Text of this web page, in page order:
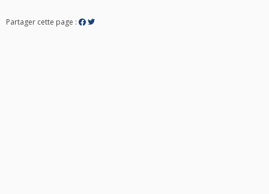
Partager cette page :